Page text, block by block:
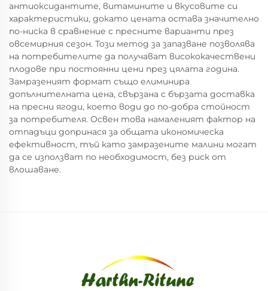
антиоксидантите, витамините и вкусовите си
характеристики, докато цената остава значително
по-ниска в сравнение с пресните варианти през
овсемирния сезон. Този метод за запазване позволява
на потребителите да получават висококачествени
плодове при постоянни цени през цялата година.
Замразеният формат също елиминира
допълнителната цена, свързана с бързата доставка
на пресни ягоди, което води до по-добра стойност
за потребителя. Освен това намаленият фактор на
отпадъци допринася за общата икономическа
ефективност, тъй като замразените малини могат
да се използват по необходимост, без риск от
влошаване.